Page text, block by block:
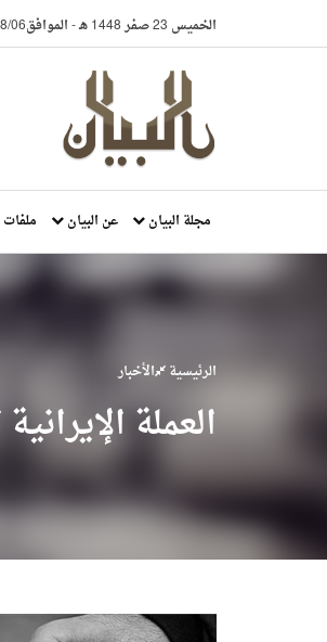
الخميس 23 صفر 1448 هـ -الموافق2026/08/06م
مجلة البيان عن البيان
الرئيسية الأخبار
العملة الإيرانية ترتفع